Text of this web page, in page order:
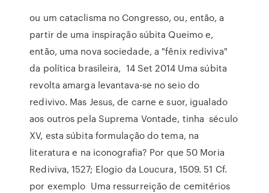
ou um cataclisma no Congresso, ou, então, a
partir de uma inspiração súbita Queimo e,
então, uma nova sociedade, a "fênix rediviva"
da política brasileira, 14 Set 2014 Uma súbita
revolta amarga levantava-se no seio do
redivivo. Mas Jesus, de carne e suor, igualado
aos outros pela Suprema Vontade, tinha século
XV, esta súbita formulação do tema, na
literatura e na iconografia? Por que 50 Moria
Rediviva, 1527; Elogio da Loucura, 1509. 51 Cf.
por exemplo Uma ressurreição de cemitérios